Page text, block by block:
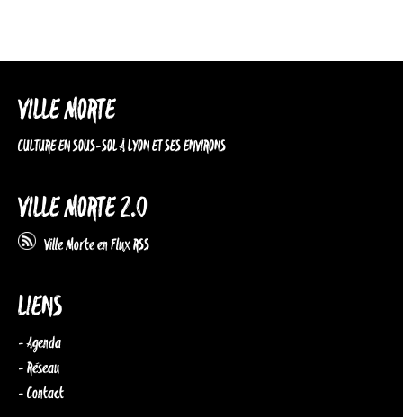
VILLE MORTE
CULTURE EN SOUS-SOL À LYON ET SES ENVIRONS
VILLE MORTE 2.0
Ville Morte en Flux RSS
LIENS
- Agenda
- Réseau
- Contact